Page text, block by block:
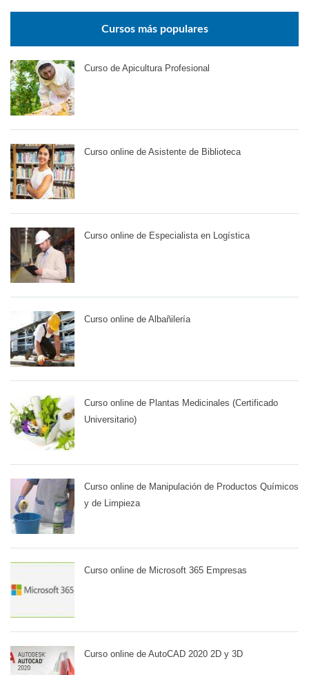
Cursos más populares
Curso de Apicultura Profesional
Curso online de Asistente de Biblioteca
Curso online de Especialista en Logística
Curso online de Albañilería
Curso online de Plantas Medicinales (Certificado
Universitario)
Curso online de Manipulación de Productos Químicos
y de Limpieza
Curso online de Microsoft 365 Empresas
Curso online de AutoCAD 2020 2D y 3D